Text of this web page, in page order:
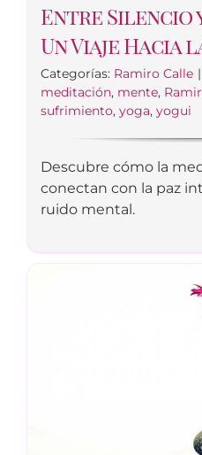
Entre Silencio
Un Viaje Hacia
Categorías: Ramiro Calle |
meditación, mente,
sufrimiento, yoga, yogui
Descubre cómo la
conectan con la paz
ruido mental.